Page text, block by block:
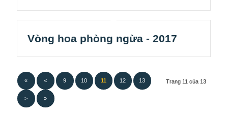
Vòng hoa phòng ngừa - 2017
Trang 11 của 13
« < 9 10 11 12 13
> »